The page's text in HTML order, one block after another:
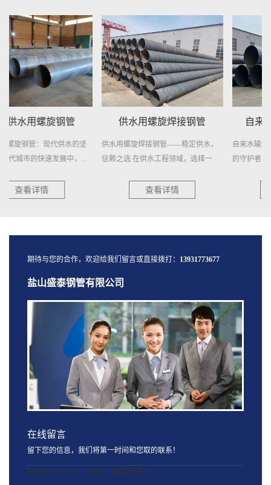
供水用螺旋焊接钢管
供水用螺旋焊接钢管——稳定供水，
信赖之选 在供水工程领域，选择一
自来水输送用螺旋焊管
自来水输送用螺旋焊管——城市供水
的守护者 在城市的每一个角落，清
期待与您的合作，欢迎给我们留言或直接拨打： 13931773677
盐山盛泰钢管有限公司
在线留言
留下您的信息，我们将第一时间和您取的联系！
[quform id="1" name="询盘记录"]